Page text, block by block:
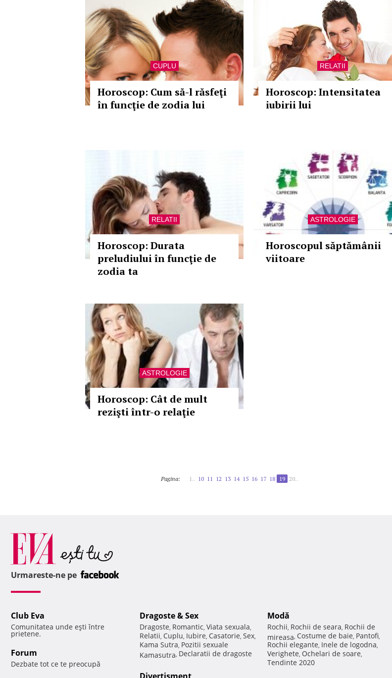
CUPLU
Horoscop: Cum să-l răsfeţi
în funcţie de zodia lui
RELATII
Horoscop: Intensitatea
iubirii lui
RELATII
Horoscop: Durata
preludiului în funcţie de
zodia ta
ASTROLOGIE
Horoscopul săptămânii
viitoare
ASTROLOGIE
Horoscop: Cât de mult
rezişti într-o relaţie
Pagina: 1.. 10 11 12 13 14 15 16 17 18 19 20..
Urmareste-ne pe
Club Eva
Comunitatea unde eşti între
prietene.
Forum
Dezbate tot ce te preocupă
Dragoste & Sex
Dragoste, Romantic, Viata sexuala,
Relatii, Cuplu, Iubire, Casatorie, Sex,
Kama Sutra, Pozitii sexuale
Kamasutra, Declaratii de dragoste
Modă
Rochii, Rochii de seara, Rochii de
mireasa, Costume de baie, Pantofi,
Rochii elegante, Inele de logodna,
Verighete, Ochelari de soare,
Tendinte 2020